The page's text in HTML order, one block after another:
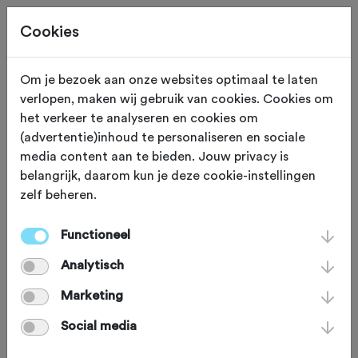
Beoordeling toevoegen voor:
Slingeren door ’t glooiende
Grunniger Laand - 165,0 km
Je beoordeling helpt andere sportieve fietsers op
weg. Bedankt!
Wat vond je van deze route?
Cookies
Om je bezoek aan onze websites optimaal te laten
verlopen, maken wij gebruik van cookies. Cookies om
het verkeer te analyseren en cookies om
(advertentie)inhoud te personaliseren en sociale
media content aan te bieden. Jouw privacy is
belangrijk, daarom kun je deze cookie-instellingen
zelf beheren.
Functioneel
Analytisch
Marketing
Social media